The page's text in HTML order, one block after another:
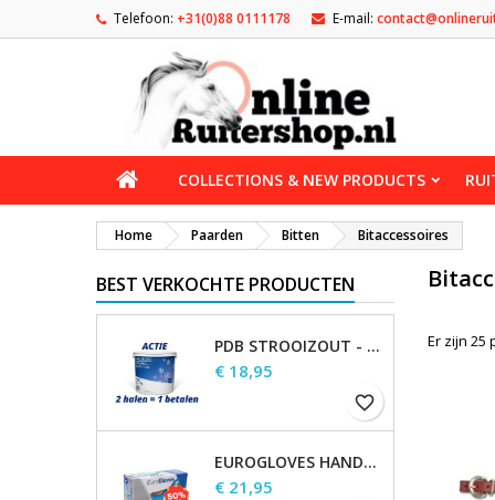
Telefoon: +31(0)88 0111178 E-mail:
COLLECTIONS & NEW PRODUCTS
Home Paarden Bitten Bitaccessoires
BEST VERKOCHTE PRODUCTEN
PDB STROOIZOUT - EMMER - 7,5KG
Prijs
€ 18,95
favorite_border
EUROGLOVES HANDSCHOENEN L NITRIL BLAUW (1000 STUKS) MAAT L
Prijs
€ 21,95
Er zijn 25